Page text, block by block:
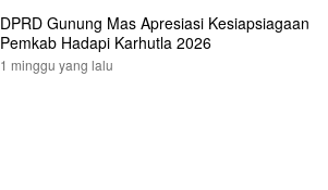
DPRD Gunung Mas Apresiasi Kesiapsiagaan
Pemkab Hadapi Karhutla 2026
1 minggu yang lalu